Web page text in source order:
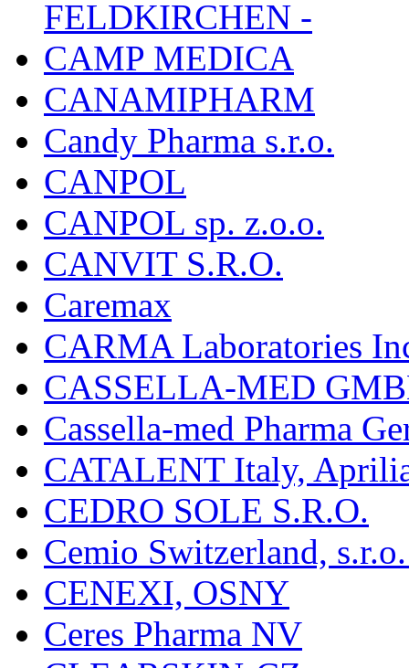
FELDKIRCHEN -
CAMP MEDICA
CANAMIPHARM
Candy Pharma s.r.o.
CANPOL
CANPOL sp. z.o.o.
CANVIT S.R.O.
Caremax
CARMA Laboratories
CASSELLA-MED
Cassella-med Pharma
CATALENT Italy,
CEDRO SOLE S.R.O.
Cemio Switzerland,
CENEXI, OSNY
Ceres Pharma NV